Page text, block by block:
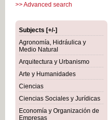
>> Advanced search
Subjects [+/-]
Agronomía, Hidráulica y
Medio Natural
Arquitectura y Urbanismo
Arte y Humanidades
Ciencias
Ciencias Sociales y Jurídicas
Economía y Organización de
Empresas